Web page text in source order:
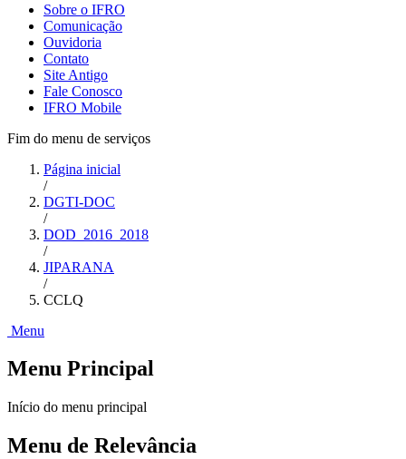
Sobre o IFRO
Comunicação
Ouvidoria
Contato
Site Antigo
Fale Conosco
IFRO Mobile
Fim do menu de serviços
Página inicial
/
DGTI-DOC
/
DOD_2016_2018
/
JIPARANA
/
CCLQ
Menu
Menu Principal
Início do menu principal
Menu de Relevância